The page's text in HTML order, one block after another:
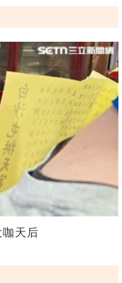
天后